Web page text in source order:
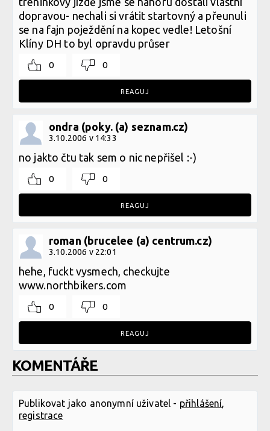
dopravou- nechali si vrátit startovný a přeunuli
se na fajn poježdění na kopec vedle! Letošní
Klíny DH to byl opravdu průser
0 0
REAGUJ
ondra (poky. (a) seznam.cz)
3.10.2006 v 14:33
no jakto čtu tak sem o nic nepřišel :-)
0 0
REAGUJ
roman (brucelee (a) centrum.cz)
3.10.2006 v 22:01
hehe, fuckt vysmech, checkujte
www.northbikers.com
0 0
REAGUJ
KOMENTÁŘE
Publikovat jako anonymní uživatel - přihlášení,
registrace